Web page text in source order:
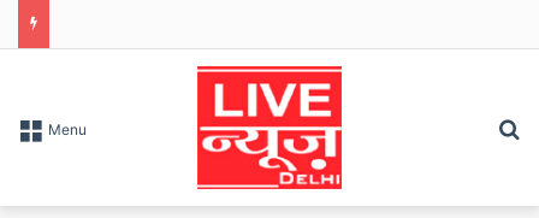
Menu